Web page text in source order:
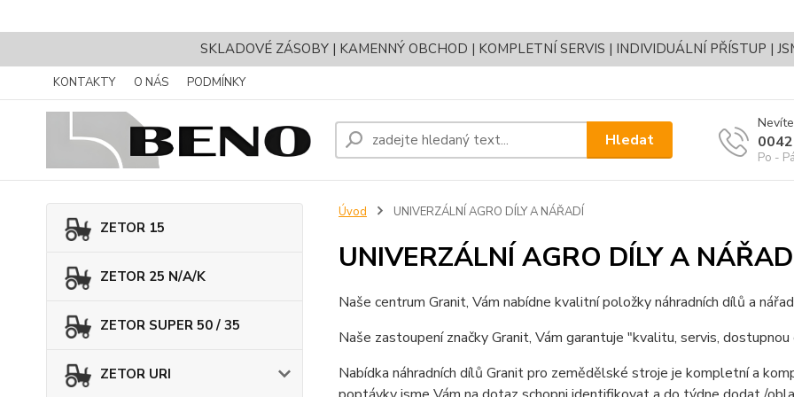
SKLADOVÉ ZÁSOBY | KAMENNÝ OBCHOD | KOMPLETNÍ SERVIS | INDIVIDUÁLNÍ PŘÍSTUP |
KONTAKTY O NÁS PODMÍNKY
Hledat
Po -
ZETOR 15
ZETOR 25 N/A/K
ZETOR SUPER 50 / 35
ZETOR URI
Úvod UNIVERZÁLNÍ AGRO DÍLY A NÁŘADÍ
UNIVERZÁLNÍ AGRO DÍLY A
Naše centrum Granit, Vám nabídne kvalitní položky náhradních dílů a
Naše zastoupení značky Granit, Vám garantuje "kvalitu, servis, dostupnou
Nabídka náhradních dílů Granit pro zemědělské stroje je kompletní a